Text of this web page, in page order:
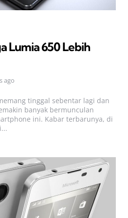
Lumia 650 Lebih
ago
tinggal sebentar lagi dan
banyak bermunculan
ini. Kabar terbarunya, di